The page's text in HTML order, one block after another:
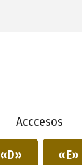
Acccesos
«D» «E»